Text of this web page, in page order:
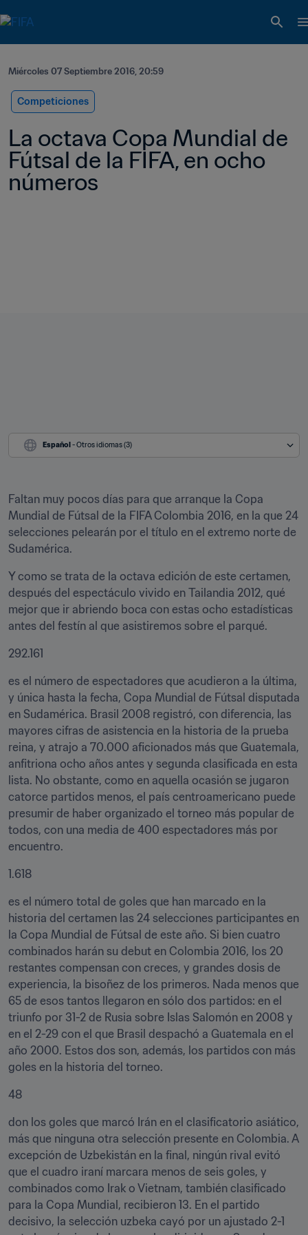
Miércoles 07 Septiembre 2016, 20:59
Competiciones
La octava Copa Mundial de
Fútsal de la FIFA, en ocho
números
Español - Otros idiomas (3)
Faltan muy pocos días para que arranque la Copa
Mundial de Fútsal de la FIFA Colombia 2016, en la que 24
selecciones pelearán por el título en el extremo norte de
Sudamérica.
Y como se trata de la octava edición de este certamen,
después del espectáculo vivido en Tailandia 2012, qué
mejor que ir abriendo boca con estas ocho estadísticas
antes del festín al que asistiremos sobre el parqué.
292.161
es el número de espectadores que acudieron a la última,
y única hasta la fecha, Copa Mundial de Fútsal disputada
en Sudamérica. Brasil 2008 registró, con diferencia, las
mayores cifras de asistencia en la historia de la prueba
reina, y atrajo a 70.000 aficionados más que Guatemala,
anfitriona ocho años antes y segunda clasificada en esta
lista. No obstante, como en aquella ocasión se jugaron
catorce partidos menos, el país centroamericano puede
presumir de haber organizado el torneo más popular de
todos, con una media de 400 espectadores más por
encuentro.
1.618
es el número total de goles que han marcado en la
historia del certamen las 24 selecciones participantes en
la Copa Mundial de Fútsal de este año. Si bien cuatro
combinados harán su debut en Colombia 2016, los 20
restantes compensan con creces, y grandes dosis de
experiencia, la bisoñez de los primeros. Nada menos que
65 de esos tantos llegaron en sólo dos partidos: en el
triunfo por 31-2 de Rusia sobre Islas Salomón en 2008 y
en el 2-29 con el que Brasil despachó a Guatemala en el
año 2000. Estos dos son, además, los partidos con más
goles en la historia del torneo.
48
don los goles que marcó Irán en el clasificatorio asiático,
más que ninguna otra selección presente en Colombia. A
excepción de Uzbekistán en la final, ningún rival evitó
que el cuadro iraní marcara menos de seis goles, y
combinados como Irak o Vietnam, también clasificado
para la Copa Mundial, recibieron 13. En el partido
decisivo, la selección uzbeka cayó por un ajustado 2-1